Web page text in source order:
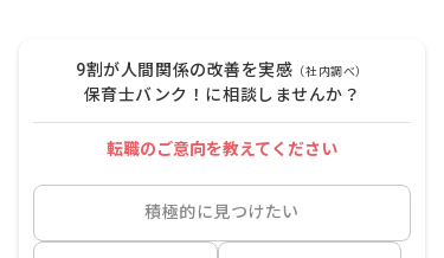
9割が人間関係の改善を実感 （社内調べ）
保育士バンク！に相談しませんか？
転職のご意向を教えてください
積極的に見つけたい